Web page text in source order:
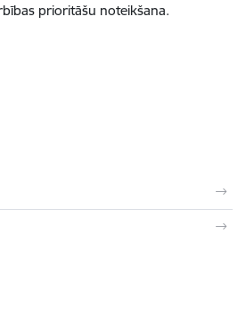
prioritāšu noteikšana.